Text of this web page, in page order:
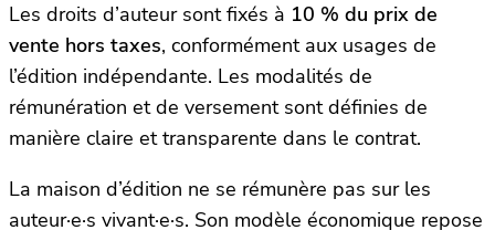
Les droits d’auteur sont fixés à 10 % du prix de
vente hors taxes, conformément aux usages de
l’édition indépendante. Les modalités de
rémunération et de versement sont définies de
manière claire et transparente dans le contrat.
La maison d’édition ne se rémunère pas sur les
auteur·e·s vivant·e·s. Son modèle économique repose